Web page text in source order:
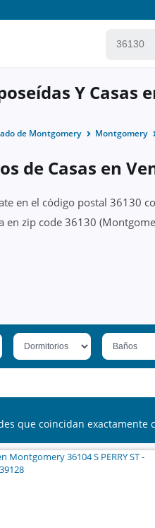
Y Casas
de Montgomery Montgomery
de Casas en
en el código postal 36130
en zip code 36130
que coincidan